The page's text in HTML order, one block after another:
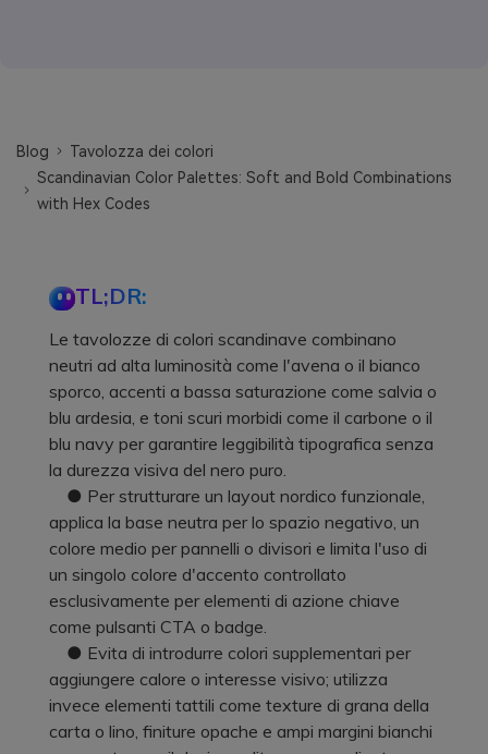
Blog
Tavolozza dei colori
Scandinavian Color Palettes: Soft and Bold Combinations
with Hex Codes
TL;DR:
Le tavolozze di colori scandinave combinano
neutri ad alta luminosità come l'avena o il bianco
sporco, accenti a bassa saturazione come salvia o
blu ardesia, e toni scuri morbidi come il carbone o il
blu navy per garantire leggibilità tipografica senza
la durezza visiva del nero puro.
● Per strutturare un layout nordico funzionale,
applica la base neutra per lo spazio negativo, un
colore medio per pannelli o divisori e limita l'uso di
un singolo colore d'accento controllato
esclusivamente per elementi di azione chiave
come pulsanti CTA o badge.
● Evita di introdurre colori supplementari per
aggiungere calore o interesse visivo; utilizza
invece elementi tattili come texture di grana della
carta o lino, finiture opache e ampi margini bianchi